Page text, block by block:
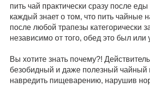
пить чай практически сразу после
каждый знает о том, что пить чайные
после любой трапезы категорически
независимо от того, обед это был или
Вы хотите знать почему?!
безобидный и даже полезный чайный
навредить пищеварению, нарушив